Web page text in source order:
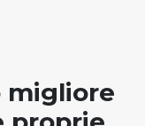
migliore